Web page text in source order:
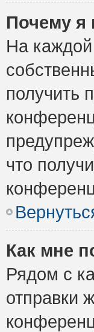
Почему я
На
получить
что
Как мне
Рядом с
отправки